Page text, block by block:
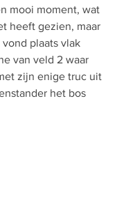
mooi moment, wat
heeft gezien, maar
plaats vlak
van veld 2 waar
zijn enige truc uit
het bos